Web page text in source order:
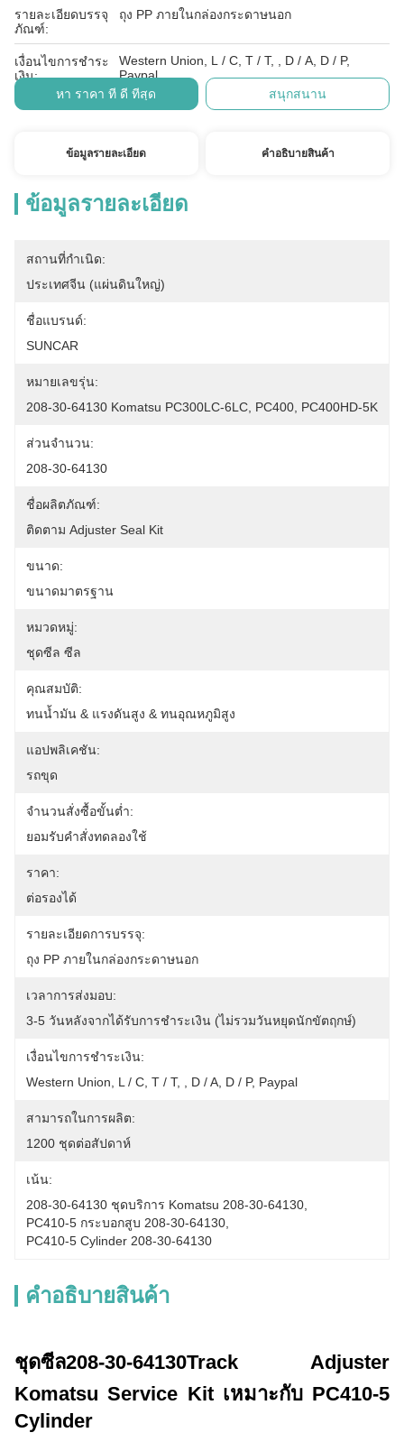
รายละเอียดบรรจุ
ภัณฑ์:
ถุง PP ภายในกล่องกระดาษนอก
เงื่อนไขการชำระ
เงิน:
Western Union, L / C, T / T, , D / A, D / P,
Paypal
หา ราคา ที่ ดี ที่สุด
สนุกสนาน
ข้อมูลรายละเอียด คําอธิบายสินค้า
ข้อมูลรายละเอียด
สถานที่กำเนิด:
ประเทศจีน (แผ่นดินใหญ่)
ชื่อแบรนด์:
SUNCAR
หมายเลขรุ่น:
208-30-64130 Komatsu PC300LC-6LC, PC400, PC400HD-5K
ส่วนจำนวน:
208-30-64130
ชื่อผลิตภัณฑ์:
ติดตาม Adjuster Seal Kit
ขนาด:
ขนาดมาตรฐาน
หมวดหมู่:
ชุดซีล ซีล
คุณสมบัติ:
ทนน้ำมัน & แรงดันสูง & ทนอุณหภูมิสูง
แอปพลิเคชัน:
รถขุด
จำนวนสั่งซื้อขั้นต่ำ:
ยอมรับคำสั่งทดลองใช้
ราคา:
ต่อรองได้
รายละเอียดการบรรจุ:
ถุง PP ภายในกล่องกระดาษนอก
เวลาการส่งมอบ:
3-5 วันหลังจากได้รับการชำระเงิน (ไม่รวมวันหยุดนักขัตฤกษ์)
เงื่อนไขการชำระเงิน:
Western Union, L / C, T / T, , D / A, D / P, Paypal
สามารถในการผลิต:
1200 ชุดต่อสัปดาห์
เน้น:
208-30-64130 ชุดบริการ Komatsu 208-30-64130
PC410-5 กระบอกสูบ 208-30-64130
PC410-5 Cylinder 208-30-64130
คําอธิบายสินค้า
ชุดซีล208-30-64130Track Adjuster
Komatsu Service Kit เหมาะกับ PC410-5
Cylinder